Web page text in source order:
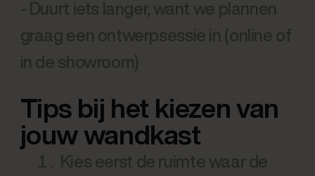
- Duurt iets langer, want we plannen
graag een ontwerpsessie in (online of
in de showroom)
Tips bij het kiezen van
jouw wandkast
Kies eerst de ruimte waar de